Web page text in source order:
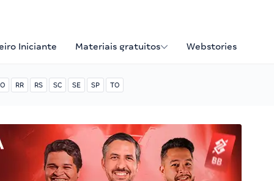
Iniciante Materiais gratuitos Webstories
RR RS SC SE SP TO